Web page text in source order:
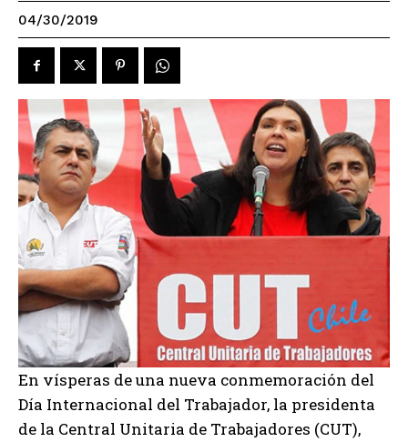
04/30/2019
En vísperas de una nueva conmemoración del
Día Internacional del Trabajador, la presidenta
de la Central Unitaria de Trabajadores (CUT),